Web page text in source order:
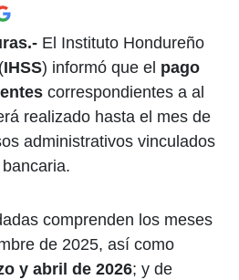
El Instituto Hondureño
IHSS) informó que el pago
correspondientes a al
realizado hasta el mes de
administrativos vinculados
comprenden los meses
de 2025, así como
y abril de 2026; y de